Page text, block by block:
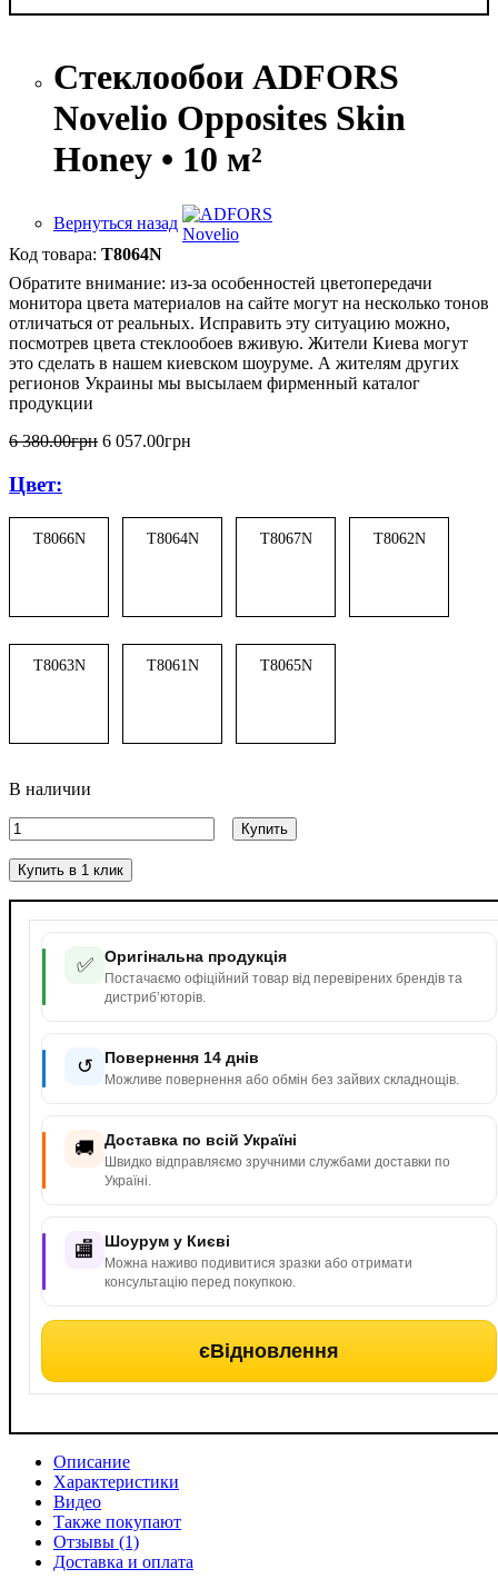
Стеклообои ADFORS
Novelio Opposites Skin
Honey • 10 м²
Вернуться назад
✅ Оригінальна продукція
Постачаємо офіційний товар від перевірених брендів та
дистриб’юторів.
↺ Повернення 14 днів
Можливе повернення або обмін без зайвих складнощів.
🚚 Доставка по всій Україні
Швидко відправляємо зручними службами доставки по
Україні.
🏬 Шоурум у Києві
Можна наживо подивитися зразки або отримати
консультацію перед покупкою.
єВідновлення
T8064N
Обратите внимание: из-за особенностей цветопередачи
монитора цвета материалов на сайте могут на несколько тонов
отличаться от реальных. Исправить эту ситуацию можно,
посмотрев цвета стеклообоев вживую. Жители Киева могут
это сделать в нашем киевском шоуруме. А жителям других
регионов Украины мы высылаем фирменный каталог
продукции
6 380.00грн 6 057.00грн
Цвет:
T8066N T8064N T8067N T8062N
T8063N T8061N T8065N
В наличии
Купить
Купить в 1 клик
Описание
Характеристики
Видео
Также покупают
Отзывы (1)
Доставка и оплата